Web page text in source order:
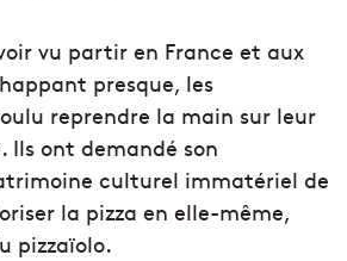
vu partir en France et aux
presque, les
reprendre la main sur leur
ont demandé son
culturel immatériel de
la pizza en elle-même,
pizzaïolo.